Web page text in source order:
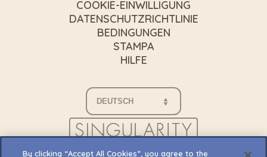
COOKIE-EINWILLIGUNG
DATENSCHUTZRICHTLINIE
BEDINGUNGEN
STAMPA
HILFE
By clicking “Accept All Cookies”, you agree to the